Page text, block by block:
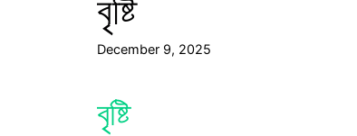
বৃষ্টি
December 9, 2025
বৃষ্টি